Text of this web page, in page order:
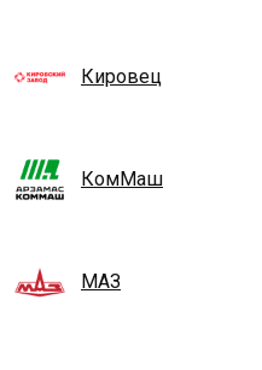
Кировец
КомМаш
МАЗ